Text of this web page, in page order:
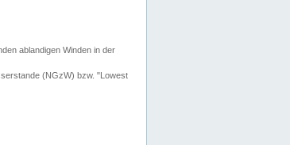
ablandigen Winden in der
(NGzW) bzw. "Lowest